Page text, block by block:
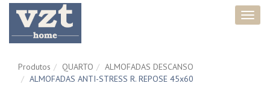
Produtos QUARTO
ALMOFADAS DESCANSO
ALMOFADAS ANTI-STRESS R. REPOSE 45x60